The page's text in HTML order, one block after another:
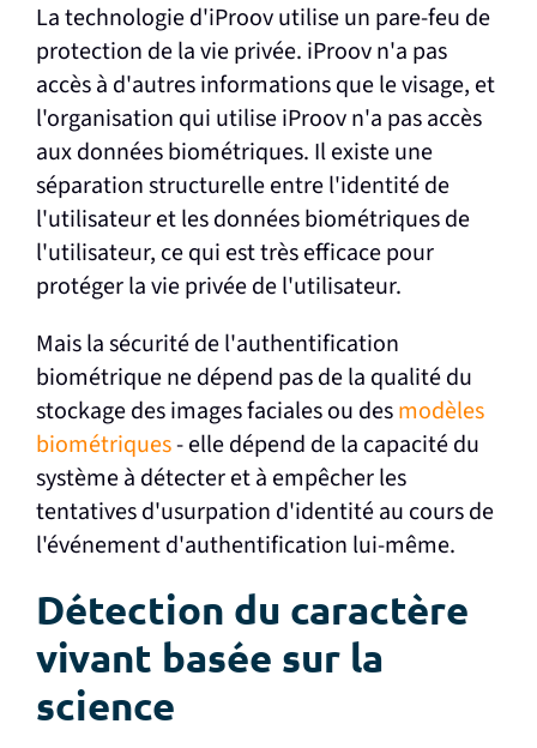
La technologie d'iProov utilise un pare-feu de
protection de la vie privée. iProov n'a pas
accès à d'autres informations que le visage, et
l'organisation qui utilise iProov n'a pas accès
aux données biométriques. Il existe une
séparation structurelle entre l'identité de
l'utilisateur et les données biométriques de
l'utilisateur, ce qui est très efficace pour
protéger la vie privée de l'utilisateur.
Mais la sécurité de l'authentification
biométrique ne dépend pas de la qualité du
stockage des images faciales ou desmodèles
biométriques- elle dépend de la capacité du
système à détecter et à empêcher les
tentatives d'usurpation d'identité au cours de
l'événement d'authentification lui-même.
Détection du caractère
vivant basée sur la
science